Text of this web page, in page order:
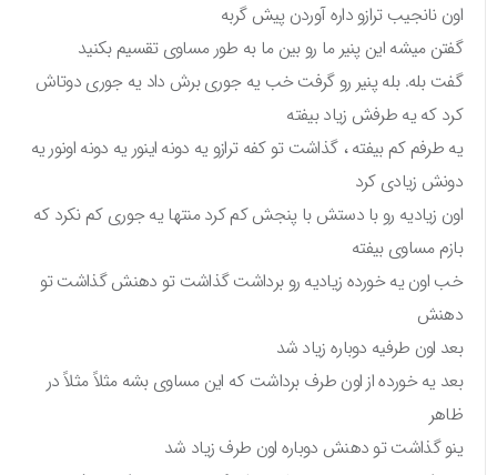
اون نانجیب ترازو داره آوردن پیش گربه
گفتن میشه این پنیر ما رو بین ما به طور مساوی تقسیم بکنید
گفت بله. بله پنیر رو گرفت خب یه جوری برش داد یه جوری دوتاش
کرد که یه طرفش زیاد بیفته
یه طرفم کم بیفته ، گذاشت تو کفه ترازو یه دونه اینور یه دونه اونور یه
دونش زیادی کرد
اون زیادیه رو با دستش با پنجش کم کرد منتها یه جوری کم نکرد که
بازم مساوی بیفته
خب اون یه خورده زیادیه رو برداشت گذاشت تو دهنش گذاشت تو
دهنش
بعد اون طرفیه دوباره زیاد شد
بعد یه خورده از اون طرف برداشت که این مساوی بشه مثلاً مثلاً در
ظاهر
ینو گذاشت تو دهنش دوباره اون طرف زیاد شد